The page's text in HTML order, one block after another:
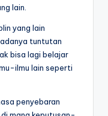
lain.
yang lain
tuntutan
bisa lagi belajar
ilmu lain seperti
penyebaran